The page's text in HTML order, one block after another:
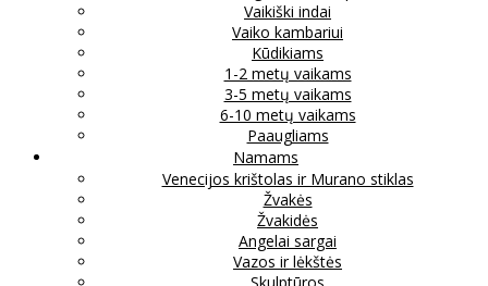
Vaikiški indai
Vaiko kambariui
Kūdikiams
1-2 metų vaikams
3-5 metų vaikams
6-10 metų vaikams
Paaugliams
Namams
Venecijos krištolas ir Murano stiklas
Žvakės
Žvakidės
Angelai sargai
Vazos ir lėkštės
Skulptūros